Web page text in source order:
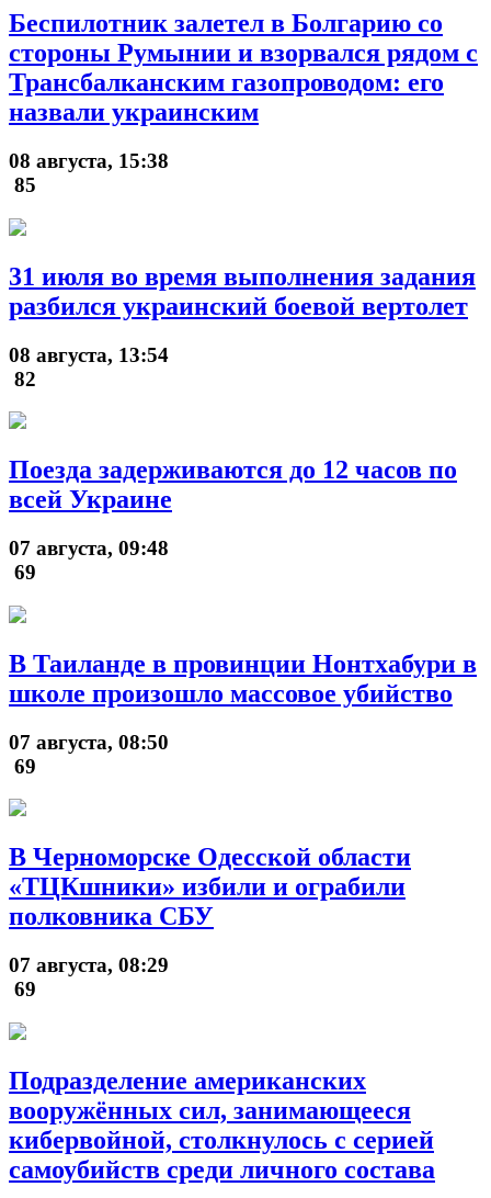
Беспилотник залетел в Болгарию со
стороны Румынии и взорвался рядом с
Трансбалканским газопроводом: его
назвали украинским
08 августа, 15:38
85
31 июля во время выполнения задания
разбился украинский боевой вертолет
08 августа, 13:54
82
Поезда задерживаются до 12 часов по
всей Украине
07 августа, 09:48
69
В Таиланде в провинции Нонтхабури в
школе произошло массовое убийство
07 августа, 08:50
69
В Черноморске Одесской области
«ТЦКшники» избили и ограбили
полковника СБУ
07 августа, 08:29
69
Подразделение американских
вооружённых сил, занимающееся
кибервойной, столкнулось с серией
самоубийств среди личного состава